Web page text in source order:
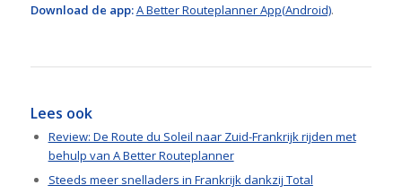
Download de app:A Better Routeplanner App(Android).
Lees ook
Review: De Route du Soleil naar Zuid-Frankrijk rijden met
behulp van A Better Routeplanner
Steeds meer snelladers in Frankrijk dankzij Total